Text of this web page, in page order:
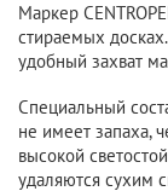
Маркер
стираемых
удобный захват
Специальный
не имеет запаха,
высокой
удаляются сухим